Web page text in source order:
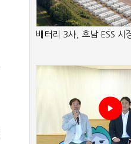
배터리 3사, 호남 ESS 시